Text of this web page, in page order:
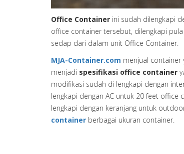
Office Container ini sudah dilengkapi
office container tersebut, dilengkapi
sedap dari dalam unit Office Container.
MJA-Container.com menjual container
menjadi spesifikasi office container
modifikasi sudah di lengkapi dengan
lengkapi dengan AC untuk 20 feet office
lengkapi dengan keranjang untuk
container berbagai ukuran container.